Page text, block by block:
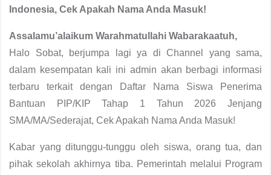
Indonesia, Cek Apakah Nama Anda Masuk!
Assalamu’alaikum Warahmatullahi Wabarakaatuh,
Halo Sobat, berjumpa lagi ya di Channel yang sama,
dalam kesempatan kali ini admin akan berbagi informasi
terbaru terkait dengan Daftar Nama Siswa Penerima
Bantuan PIP/KIP Tahap 1 Tahun 2026 Jenjang
SMA/MA/Sederajat, Cek Apakah Nama Anda Masuk!
Kabar yang ditunggu-tunggu oleh siswa, orang tua, dan
pihak sekolah akhirnya tiba. Pemerintah melalui Program